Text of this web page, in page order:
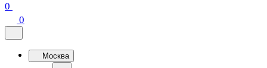
0
0
Москва